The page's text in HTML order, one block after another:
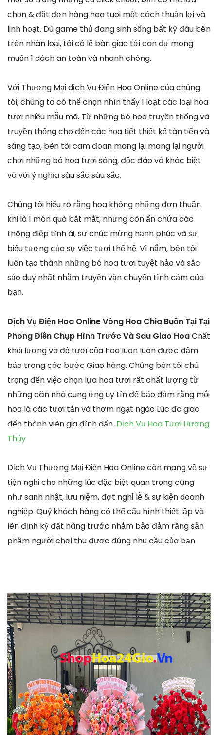
chọn & đặt đơn hàng hoa tuoi một cách thuận lợi và
linh hoạt. Dù game thủ đang sinh sống bất kỳ đâu bên
trên nhân loại, tôi có lẽ bàn giao tới can dự mong
muốn 1 cách an toàn và nhanh chóng.
Với Thương Mại dịch Vụ Điện Hoa Online của chúng
tôi, chúng ta có thể chọn nhìn thấy 1 loạt các loại hoa
tươi nhiều mẫu mã. Từ những bó hoa truyền thống và
truyền thống cho đến các họa tiết thiết kế tân tiến và
sáng tạo, bên tôi cam đoan mang lại mang lại người
chơi những bó hoa tươi sáng, độc đáo và khác biệt
và với ý nghĩa sâu sắc sâu sắc.
Chúng tôi hiểu rõ rằng hoa không những đơn thuần
khi là 1 món quà bắt mắt, nhưng còn ẩn chứa các
thông điệp tình ái, sự chúc mừng hạnh phúc và sự
biểu tượng của sự việc tươi thế hệ. Vì nắm, bên tôi
luôn tạo thành những bó hoa tươi tuyệt hảo và sắc
sảo duy nhất nhằm truyền vận chuyển tình cảm của
bạn.
Dịch Vụ Điện Hoa Online Vòng Hoa Chia Buồn Tại Tại
Phong Điền Chụp Hình Trước Và Sau Giao HoaChất
khối lượng và độ tươi của hoa luôn luôn được đảm
bảo trong các bước Giao hàng. Chúng bên tôi chú
trọng đến việc chọn lựa hoa tươi rất chất lượng từ
những căn nhà cung ứng uy tín để bảo đảm rằng mỗi
hoa lá các tươi tắn và thơm ngạt ngào Lúc đc giao
đến thành viên gia đình dấn. Dịch Vụ Hoa Tươi Hương
Thủy
Dịch Vụ Thương Mại Điện Hoa Online còn mang về sự
tiện nghi cho những lúc đặc biệt quan trọng cũng
như sanh nhật, lưu niệm, đợt nghỉ lễ & sự kiện doanh
nghiệp. Quý khách hàng có thể cấu hình thiết lập và
lên định kỳ đặt hàng trước nhằm bảo đảm rằng sản
phầm người chơi thu được đúng nhu cầu của bạn